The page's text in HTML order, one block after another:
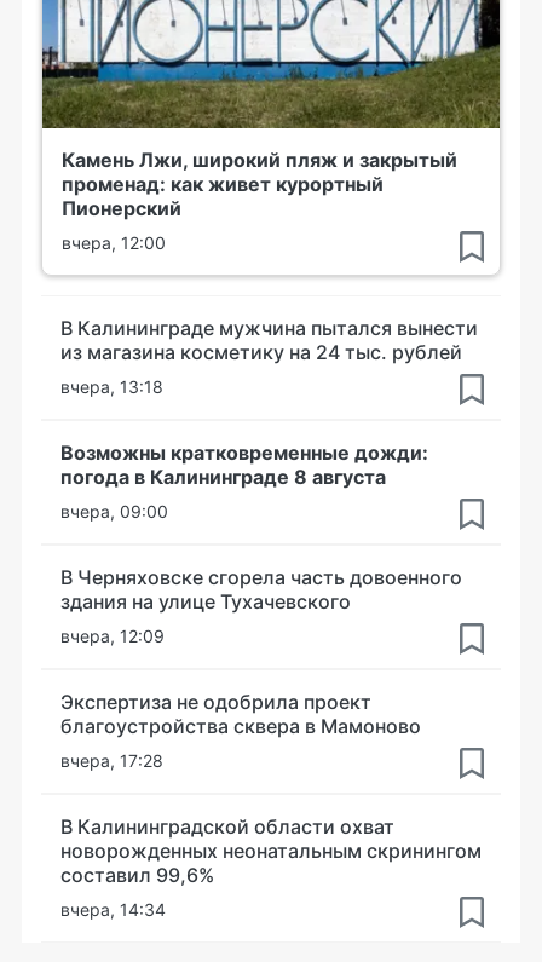
Камень Лжи, широкий пляж и закрытый
променад: как живет курортный
Пионерский
вчера, 12:00
В Калининграде мужчина пытался вынести
из магазина косметику на 24 тыс. рублей
вчера, 13:18
Возможны кратковременные дожди:
погода в Калининграде 8 августа
вчера, 09:00
В Черняховске сгорела часть довоенного
здания на улице Тухачевского
вчера, 12:09
Экспертиза не одобрила проект
благоустройства сквера в Мамоново
вчера, 17:28
В Калининградской области охват
новорожденных неонатальным скринингом
составил 99,6%
вчера, 14:34